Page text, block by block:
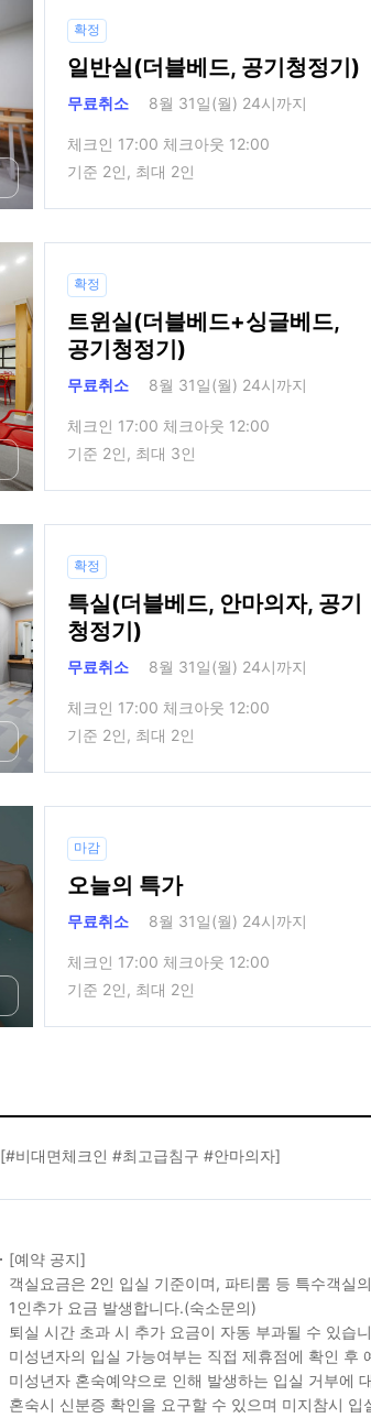
확정
일반실(더블베드, 공기청정기)
무료취소 8월 31일(월) 24시까지
체크인 17:00 체크아웃 12:00
기준 2인, 최대 2인
확정
트윈실(더블베드+싱글베드,
공기청정기)
무료취소 8월 31일(월) 24시까지
체크인 17:00 체크아웃 12:00
기준 2인, 최대 3인
확정
특실(더블베드, 안마의자, 공기
청정기)
무료취소 8월 31일(월) 24시까지
체크인 17:00 체크아웃 12:00
기준 2인, 최대 2인
마감
오늘의 특가
무료취소 8월 31일(월) 24시까지
체크인 17:00 체크아웃 12:00
기준 2인, 최대 2인
[#비대면체크인 #최고급침구 #안마의자]
[예약 공지]
객실요금은 2인 입실 기준이며, 파티룸 등 특수객실
1인추가 요금 발생합니다.(숙소문의)
퇴실 시간 초과 시 추가 요금이 자동 부과될 수 있습
미성년자의 입실 가능여부는 직접 제휴점에 확인 후
미성년자 혼숙예약으로 인해 발생하는 입실 거부에
혼숙시 신분증 확인을 요구할 수 있으며 미지참시